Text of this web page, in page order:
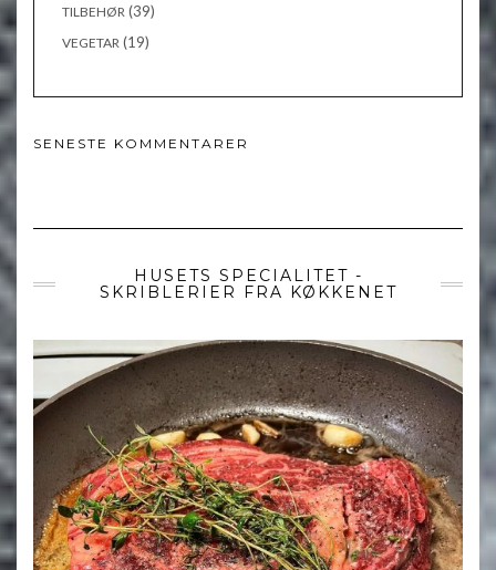
TILBEHØR (39)
VEGETAR (19)
SENESTE KOMMENTARER
HUSETS SPECIALITET -
SKRIBLERIER FRA KØKKENET